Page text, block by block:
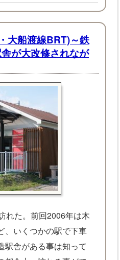
大船渡線BRT)～鉄
が大改修されなが
れた。前回2006年は木
、いくつかの駅で下車
駅舎がある事は知って